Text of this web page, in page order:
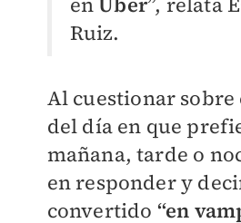
Ruiz.
Al cuestionar
del día en que
mañana, tarde o
en responder y
convertido “en